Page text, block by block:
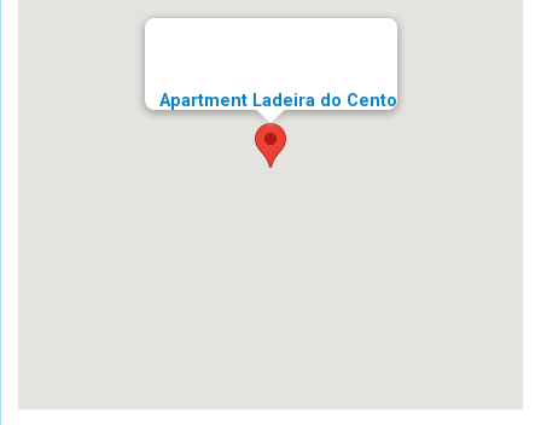
Apartment Ladeira do Cento